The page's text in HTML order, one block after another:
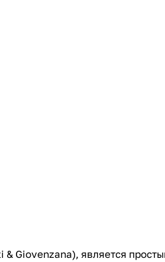
& Giovenzana), является